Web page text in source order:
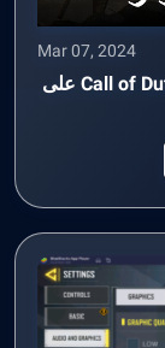
Mar 07, 2024
كيفية تثبيت ولعب Call of Duty®: Warzone™ Mobile على